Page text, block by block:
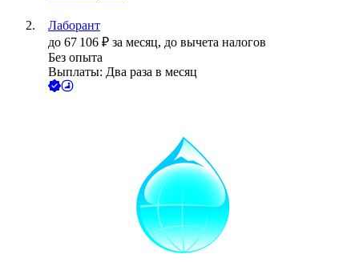
Лаборант
до 67 106 ₽ за месяц, до вычета налогов
Без опыта
Выплаты: Два раза в месяц